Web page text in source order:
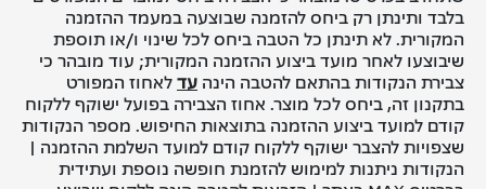
בלבד ותינתן רק ביחס להזמנה שבוצעה במעמד ההזמנה
המקורית. לא תינתן כל הטבה ביחס לכל שינוי ו/או תוספת
שיבוצעו לאחר מועד ביצוע ההזמנה המקורית; עוד מובהר כי
צבירת הנקודות בהתאם להטבה הינה עדלאחוז המפורט
בתקנון זה, ביחס לכל מוצר. אחוז הצבירה בפועל ישוקף ללקוח
קודם למועד ביצוע ההזמנה בתוצאות החיפוש. מספר הנקודות
שצפויות להצבר ישוקף ללקוח קודם למועד השלמת ההזמנה |
הנקודות ניתנות למימוש להזמנת חופשה נוספת ועתידית